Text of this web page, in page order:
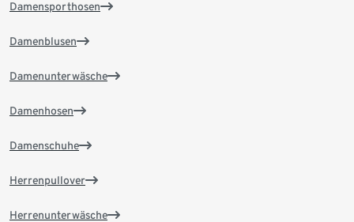
Damensporthosen
Damenblusen
Damenunterwäsche
Damenhosen
Damenschuhe
Herrenpullover
Herrenunterwäsche